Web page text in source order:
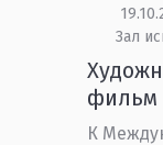
Зал
фильм
К